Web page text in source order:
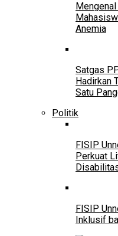
Anemia
Satgas
Hadirkan
Satu
Politik
FISIP
Perkuat
FISIP
Inklusif